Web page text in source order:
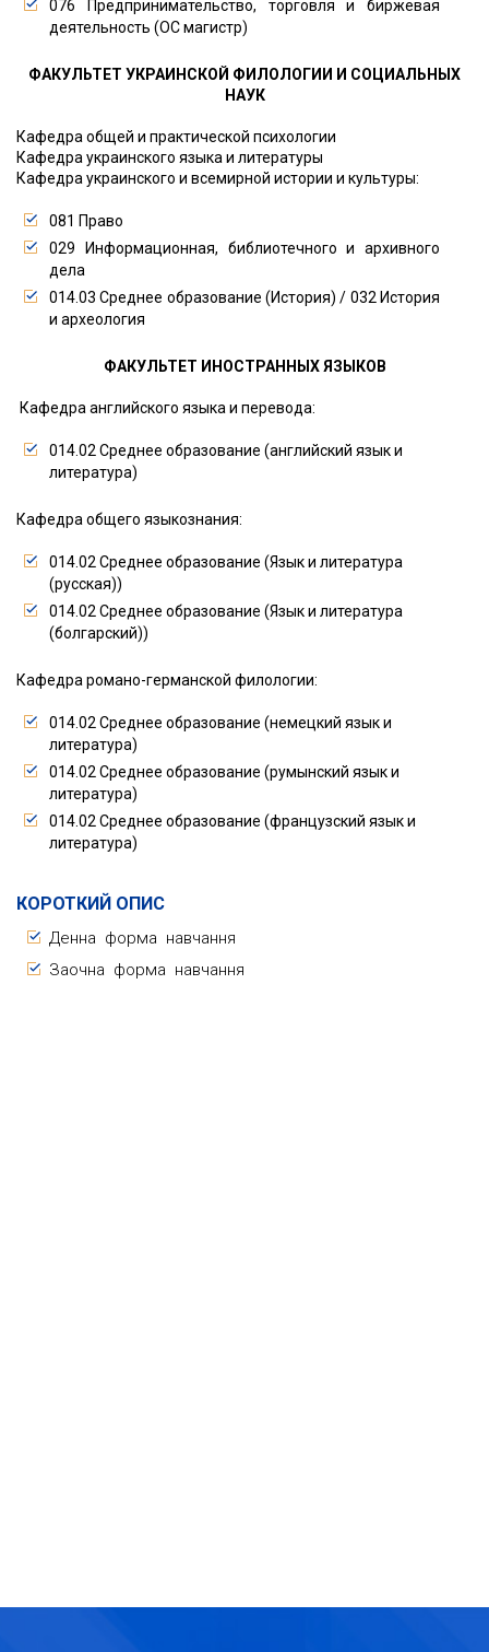
076 Предпринимательство, торговля и биржевая
деятельность (ОС магистр)
ФАКУЛЬТЕТ УКРАИНСКОЙ ФИЛОЛОГИИ И СОЦИАЛЬНЫХ
НАУК
Кафедра общей и практической психологии
Кафедра украинского языка и литературы
Кафедра украинского и всемирной истории и культуры:
081 Право
029 Информационная, библиотечного и архивного
дела
014.03 Среднее образование (История) / 032 История
и археология
ФАКУЛЬТЕТ ИНОСТРАННЫХ ЯЗЫКОВ
Кафедра английского языка и перевода:
014.02 Среднее образование (английский язык и
литература)
Кафедра общего языкознания:
014.02 Среднее образование (Язык и литература
(русская))
014.02 Среднее образование (Язык и литература
(болгарский))
Кафедра романо-германской филологии:
014.02 Среднее образование (немецкий язык и
литература)
014.02 Среднее образование (румынский язык и
литература)
014.02 Среднее образование (французский язык и
литература)
КОРОТКИЙ ОПИС
Денна форма навчання
Заочна форма навчання